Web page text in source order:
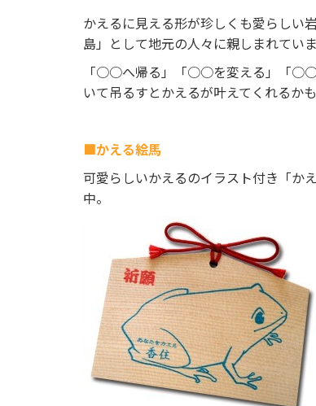
o
u
s
かえるに見える形が珍しくも愛らしい
島」として地元の人々に親しまれていま
「○○へ帰る」「○○を変える」「○○
いて吊るすとかえるが叶えてくれるか
■かえる絵馬
可愛らしいかえるのイラスト付き「か
中。